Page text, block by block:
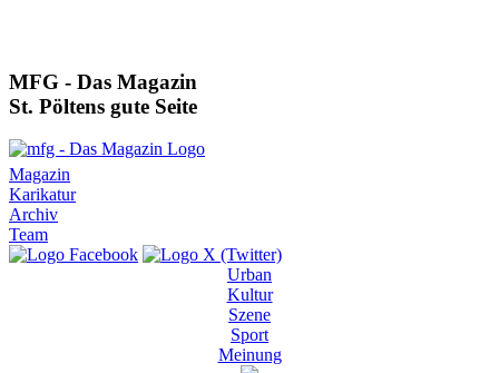
MFG - Das Magazin
St. Pöltens gute Seite
Magazin
Karikatur
Archiv
Team
Urban
Kultur
Szene
Sport
Meinung